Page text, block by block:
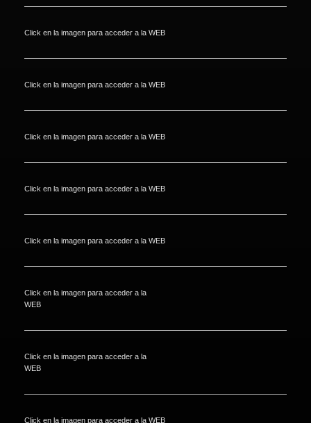
Click en la imagen para acceder a la WEB
Click en la imagen para acceder a la WEB
Click en la imagen para acceder a la WEB
Click en la imagen para acceder a la WEB
Click en la imagen para acceder a la WEB
Click en la imagen para acceder a la
WEB
Click en la imagen para acceder a la
WEB
Click en la imagen para acceder a la WEB